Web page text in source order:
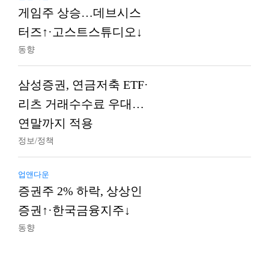
게임주 상승…데브시스
터즈↑·고스트스튜디오↓
동향
삼성증권, 연금저축 ETF·
리츠 거래수수료 우대…
연말까지 적용
정보/정책
업앤다운
증권주 2% 하락, 상상인
증권↑·한국금융지주↓
동향